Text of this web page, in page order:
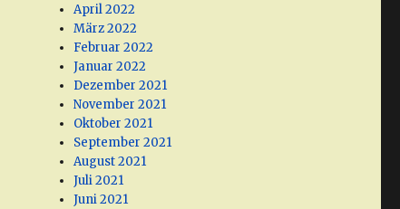
April 2022
März 2022
Februar 2022
Januar 2022
Dezember 2021
November 2021
Oktober 2021
September 2021
August 2021
Juli 2021
Juni 2021